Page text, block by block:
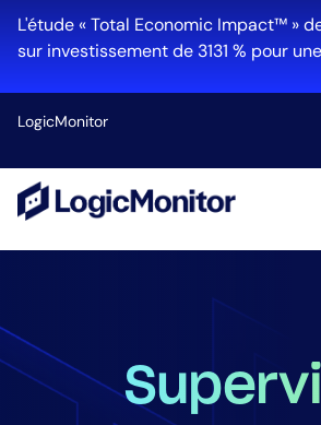
L'étude « Total Economic Impact™ »
sur investissement de 3131 % pour
LogicMonitor